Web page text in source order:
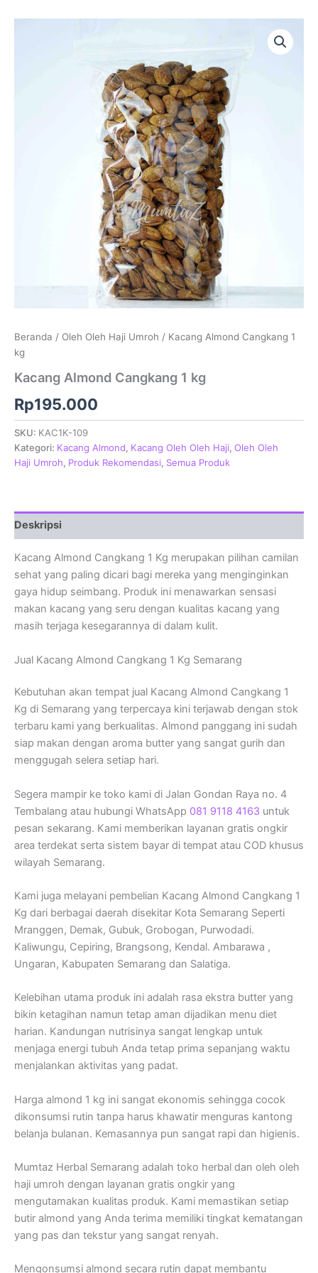
Beranda / Oleh Oleh Haji Umroh / Kacang Almond Cangkang 1
kg
Kacang Almond Cangkang 1 kg
Rp195.000
SKU: KAC1K-109
Kategori: Kacang Almond, Kacang Oleh Oleh Haji, Oleh Oleh
Haji Umroh, Produk Rekomendasi, Semua Produk
Deskripsi
Kacang Almond Cangkang 1 Kg merupakan pilihan camilan
sehat yang paling dicari bagi mereka yang menginginkan
gaya hidup seimbang. Produk ini menawarkan sensasi
makan kacang yang seru dengan kualitas kacang yang
masih terjaga kesegarannya di dalam kulit.
Jual Kacang Almond Cangkang 1 Kg Semarang
Kebutuhan akan tempat jual Kacang Almond Cangkang 1
Kg di Semarang yang terpercaya kini terjawab dengan stok
terbaru kami yang berkualitas. Almond panggang ini sudah
siap makan dengan aroma butter yang sangat gurih dan
menggugah selera setiap hari.
Segera mampir ke toko kami di Jalan Gondan Raya no. 4
Tembalang atau hubungi WhatsApp 081 9118 4163 untuk
pesan sekarang. Kami memberikan layanan gratis ongkir
area terdekat serta sistem bayar di tempat atau COD khusus
wilayah Semarang.
Kami juga melayani pembelian Kacang Almond Cangkang 1
Kg dari berbagai daerah disekitar Kota Semarang Seperti
Mranggen, Demak, Gubuk, Grobogan, Purwodadi.
Kaliwungu, Cepiring, Brangsong, Kendal. Ambarawa ,
Ungaran, Kabupaten Semarang dan Salatiga.
Kelebihan utama produk ini adalah rasa ekstra butter yang
bikin ketagihan namun tetap aman dijadikan menu diet
harian. Kandungan nutrisinya sangat lengkap untuk
menjaga energi tubuh Anda tetap prima sepanjang waktu
menjalankan aktivitas yang padat.
Harga almond 1 kg ini sangat ekonomis sehingga cocok
dikonsumsi rutin tanpa harus khawatir menguras kantong
belanja bulanan. Kemasannya pun sangat rapi dan higienis.
Mumtaz Herbal Semarang adalah toko herbal dan oleh oleh
haji umroh dengan layanan gratis ongkir yang
mengutamakan kualitas produk. Kami memastikan setiap
butir almond yang Anda terima memiliki tingkat kematangan
yang pas dan tekstur yang sangat renyah.
Mengonsumsi almond secara rutin dapat membantu